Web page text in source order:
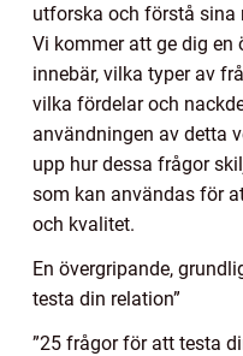
utforska och förstå sina
Vi kommer att ge dig en
innebär, vilka typer av
vilka fördelar och
användningen av detta
upp hur dessa frågor
som kan användas för
och kvalitet.
En övergripande,
testa din relation”
”25 frågor för att testa